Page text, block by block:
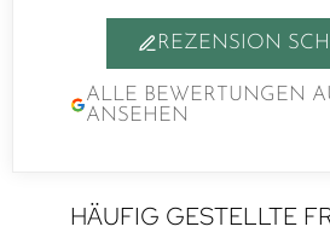
REZENSION
ALLE BEWERTUNGEN
ANSEHEN
HÄUFIG GESTELLTE